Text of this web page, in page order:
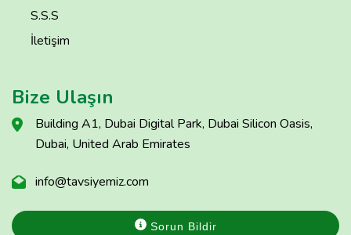
S.S.S
İletişim
Bize Ulaşın
Building A1, Dubai Digital Park, Dubai Silicon Oasis,
Dubai, United Arab Emirates
info@tavsiyemiz.com
Sorun Bildir